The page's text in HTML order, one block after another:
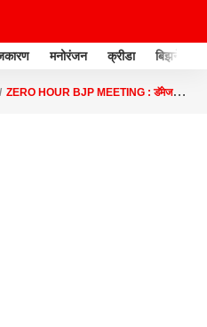
मनोरंजन क्रीडा बिझनेस
ZERO HOUR BJP MEETING : डॅमेज